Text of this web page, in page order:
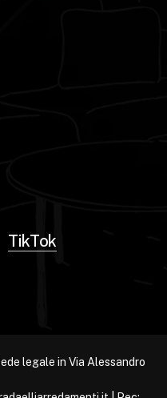
TikTok
legale in Via Alessandro